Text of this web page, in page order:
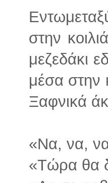
στην
μεζεδάκι
μέσα στην
Ξαφνικά
«Να, να,
«Τώρα θα